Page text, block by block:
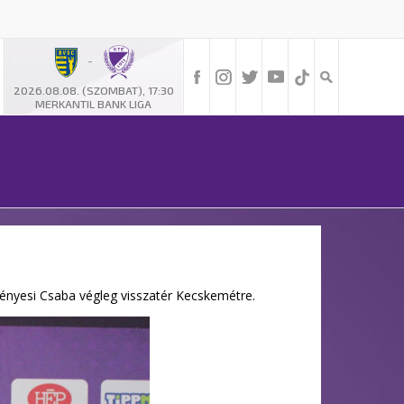
-
2026.08.08. (SZOMBAT), 17:30
MERKANTIL BANK LIGA
Csaba végleg visszatér Kecskemétre.